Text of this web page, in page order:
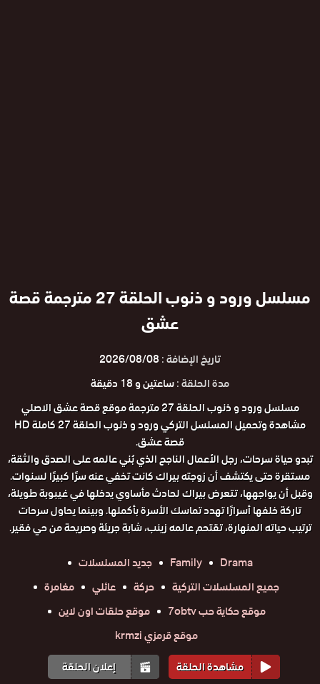
مسلسل ورود و ذنوب الحلقة 27 مترجمة قصة
عشق
تاريخ الإضافة :2026/08/08
مدة الحلقة :ساعتين و 18 دقيقة
مسلسل ورود و ذنوب الحلقة 27 مترجمة موقع قصة عشق الاصلي
مشاهدة وتحميل المسلسل التركي ورود و ذنوب الحلقة 27 كاملة HD
قصة عشق.
تبدو حياة سرحات، رجل الأعمال الناجح الذي بُني عالمه على الصدق والثقة،
مستقرة حتى يكتشف أن زوجته بيراك كانت تخفي عنه سرًا كبيرًا لسنوات.
وقبل أن يواجهها، تتعرض بيراك لحادث مأساوي يدخلها في غيبوبة طويلة،
تاركة خلفها أسرارًا تهدد تماسك الأسرة بأكملها. وبينما يحاول سرحات
ترتيب حياته المنهارة، تقتحم عالمه زينب، شابة جريئة وصريحة من حي فقير.
Drama
Family
جديد المسلسلات
جميع المسلسلات التركية
حركة عائلي
مغامرة
موقع حكاية حب 7obtv
موقع حلقات اون لاين
موقع قرمزي krmzi
مشاهدة الحلقة
إعلان الحلقة